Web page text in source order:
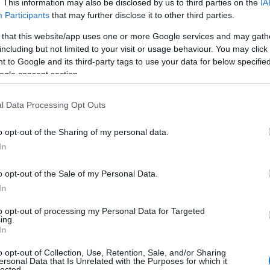
This information may also be disclosed by us to third parties on the
Participants that may further disclose it to other third parties.
that this website/app uses one or more Google services and may
but not limited to your visit or usage behaviour. You may
to Google and its third-party tags to use your data for below
consent section.
Data Processing Opt Outs
opt-out of the Sharing of my personal data.
opt-out of the Sale of my Personal Data.
opt-out of processing my Personal Data for Targeted
opt-out of Collection, Use, Retention, Sale, and/or Sharing
Data that Is Unrelated with the Purposes for which it
dårligere ski, ville han fortsatt være lei å slå
Høsflot Klæbo flere ganger. Her fra sprinten under
Amundsen – men altså bak rivalen. Foto: Modica/
og har vært på besøk hos hverandre en rekke